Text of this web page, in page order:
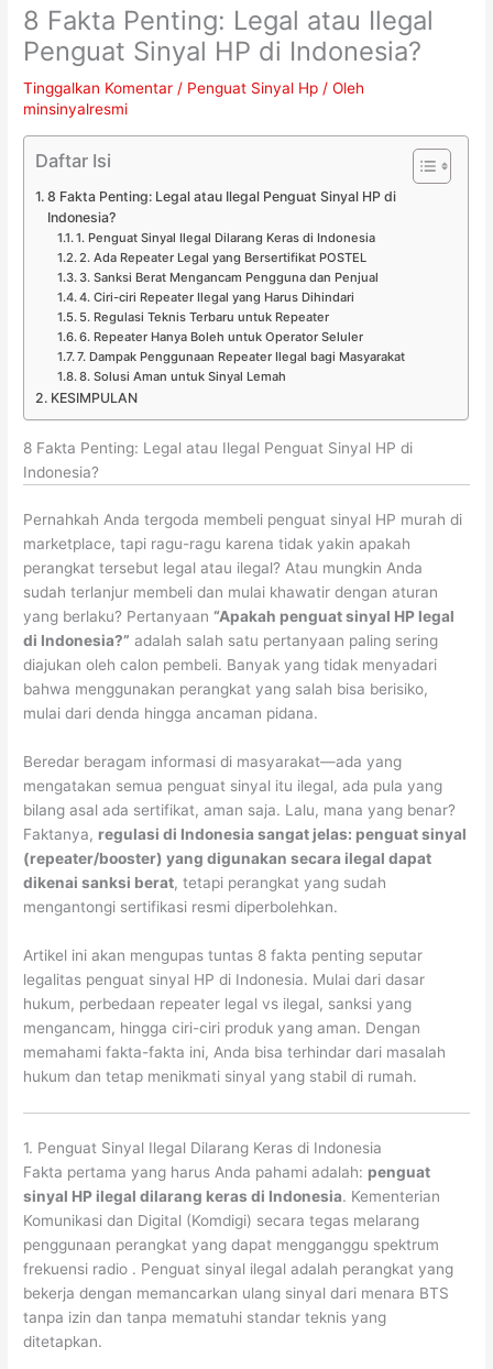
8 Fakta Penting: Legal atau Ilegal
Penguat Sinyal HP di Indonesia?
Tinggalkan Komentar / Penguat Sinyal Hp / Oleh
minsinyalresmi
Daftar Isi
8 Fakta Penting: Legal atau Ilegal Penguat Sinyal HP di
Indonesia?
1. Penguat Sinyal Ilegal Dilarang Keras di Indonesia
2. Ada Repeater Legal yang Bersertifikat POSTEL
3. Sanksi Berat Mengancam Pengguna dan Penjual
4. Ciri-ciri Repeater Ilegal yang Harus Dihindari
5. Regulasi Teknis Terbaru untuk Repeater
6. Repeater Hanya Boleh untuk Operator Seluler
7. Dampak Penggunaan Repeater Ilegal bagi Masyarakat
8. Solusi Aman untuk Sinyal Lemah
KESIMPULAN
8 Fakta Penting: Legal atau Ilegal Penguat Sinyal HP di
Indonesia?
Pernahkah Anda tergoda membeli penguat sinyal HP murah di
marketplace, tapi ragu-ragu karena tidak yakin apakah
perangkat tersebut legal atau ilegal? Atau mungkin Anda
sudah terlanjur membeli dan mulai khawatir dengan aturan
yang berlaku? Pertanyaan“Apakah penguat sinyal HP legal
di Indonesia?” adalah salah satu pertanyaan paling sering
diajukan oleh calon pembeli. Banyak yang tidak menyadari
bahwa menggunakan perangkat yang salah bisa berisiko,
mulai dari denda hingga ancaman pidana.
Beredar beragam informasi di masyarakat—ada yang
mengatakan semua penguat sinyal itu ilegal, ada pula yang
bilang asal ada sertifikat, aman saja. Lalu, mana yang benar?
Faktanya, regulasi di Indonesia sangat jelas: penguat sinyal
(repeater/booster) yang digunakan secara ilegal dapat
dikenai sanksi berat, tetapi perangkat yang sudah
mengantongi sertifikasi resmi diperbolehkan.
Artikel ini akan mengupas tuntas 8 fakta penting seputar
legalitas penguat sinyal HP di Indonesia. Mulai dari dasar
hukum, perbedaan repeater legal vs ilegal, sanksi yang
mengancam, hingga ciri-ciri produk yang aman. Dengan
memahami fakta-fakta ini, Anda bisa terhindar dari masalah
hukum dan tetap menikmati sinyal yang stabil di rumah.
1. Penguat Sinyal Ilegal Dilarang Keras di Indonesia
Fakta pertama yang harus Anda pahami adalah: penguat
sinyal HP ilegal dilarang keras di Indonesia. Kementerian
Komunikasi dan Digital (Komdigi) secara tegas melarang
penggunaan perangkat yang dapat mengganggu spektrum
frekuensi radio . Penguat sinyal ilegal adalah perangkat yang
bekerja dengan memancarkan ulang sinyal dari menara BTS
tanpa izin dan tanpa mematuhi standar teknis yang
ditetapkan.